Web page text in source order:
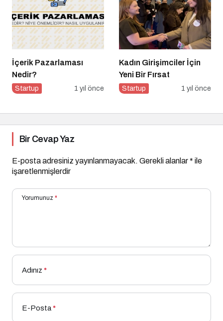
İçerik Pazarlaması
Nedir?
Startup 1 yıl önce
Kadın Girişimciler İçin
Yeni Bir Fırsat
Startup 1 yıl önce
Bir Cevap Yaz
E-posta adresiniz yayınlanmayacak. Gerekli alanlar* ile
işaretlenmişlerdir
Yorumunuz *
Adınız *
E-Posta*